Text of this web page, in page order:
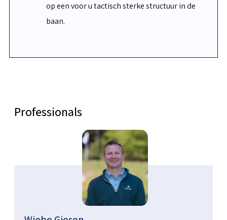
op een voor u tactisch sterke structuur in de
baan.
Professionals